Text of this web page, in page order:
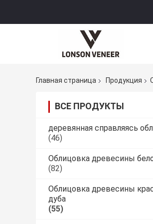
Главная страница Продукция
ВСЕ ПРОДУКТЫ
деревянная справляясь
(46)
Облицовка древесины
(82)
Облицовка древесины
дуба
(55)